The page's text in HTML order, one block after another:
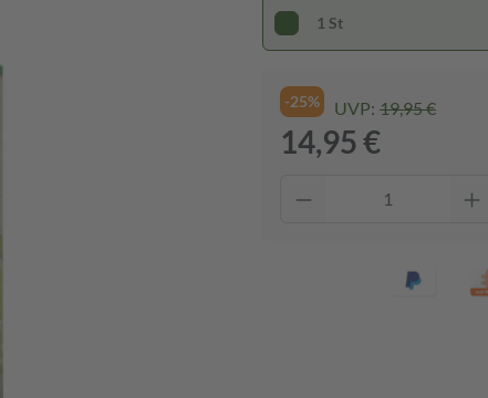
1 St
-25% UVP: 19,95 €
14,95 €